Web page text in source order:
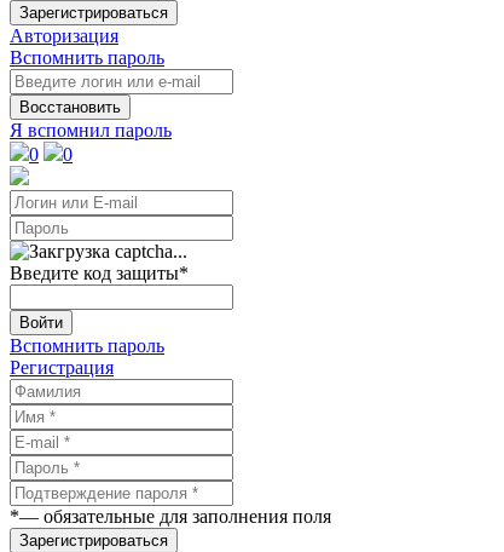
Зарегистрироваться
Авторизация
Вспомнить пароль
Восстановить
Я вспомнил пароль
0
0
Введите код защиты*
Войти
Вспомнить пароль
Регистрация
*— обязательные для заполнения поля
Зарегистрироваться